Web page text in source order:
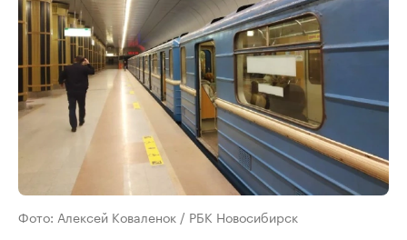
Фото: Алексей Коваленок / РБК Новосибирск